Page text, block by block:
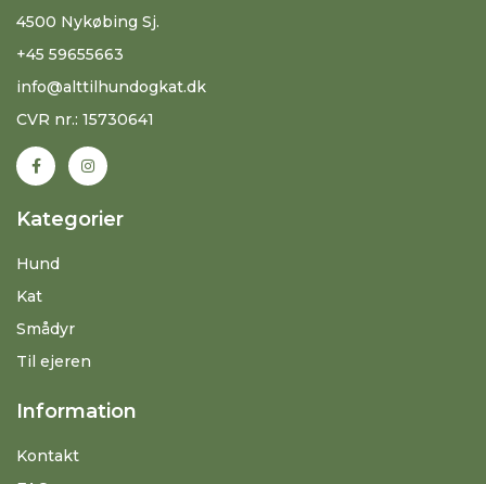
4500 Nykøbing Sj.
+45 59655663
info@alttilhundogkat.dk
CVR nr.: 15730641
Kategorier
Hund
Kat
Smådyr
Til ejeren
Information
Kontakt